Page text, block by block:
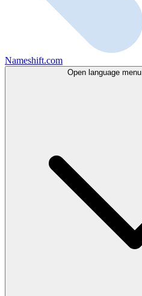
Nameshift.com
Open language menu